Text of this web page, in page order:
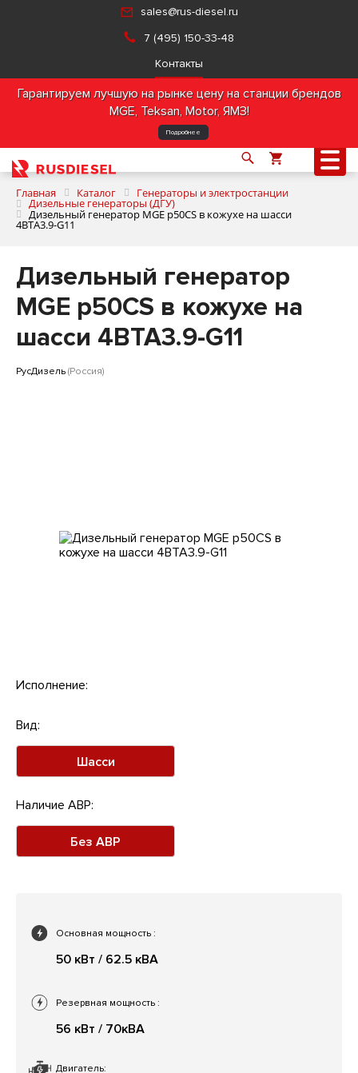
sales@rus-diesel.ru
7 (495) 150-33-48
Контакты
Гарантируем лучшую на рынке цену на станции брендов
MGE, Teksan, Motor, ЯМЗ!
Подробнее
Продукция
Главная Каталог Генераторы и электростанции
Дизельные генераторы (ДГУ)
Дизельный генератор MGE p50CS в кожухе на шасси
4BTA3.9-G11
Дизельный генератор
MGE p50CS в кожухе на
шасси 4BTA3.9-G11
РусДизель (Россия)
Исполнение:
Вид:
Шасси
Наличие АВР:
Без АВР
Основная мощность :
50 кВт / 62.5 кВА
Двигатель:
Резервная мощность :
56 кВт / 70кВА